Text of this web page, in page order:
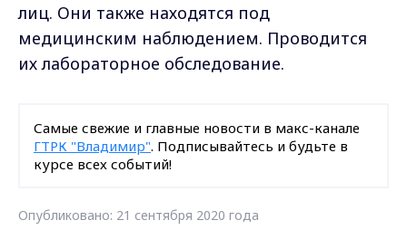
лиц. Они также находятся под
медицинским наблюдением. Проводится
их лабораторное обследование.
Самые свежие и главные новости в макс-канале
ГТРК "Владимир". Подписывайтесь и будьте в
курсе всех событий!
Опубликовано: 21 сентября 2020 года